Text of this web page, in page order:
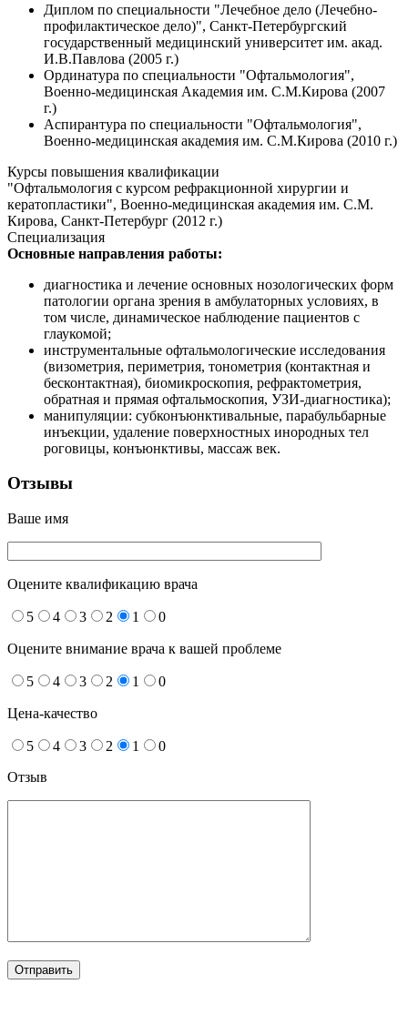
Диплом по специальности "Лечебное дело (Лечебно-
профилактическое дело)", Санкт-Петербургский
государственный медицинский университет им. акад.
И.В.Павлова (2005 г.)
Ординатура по специальности "Офтальмология",
Военно-медицинская Академия им. С.М.Кирова (2007
г.)
Аспирантура по специальности "Офтальмология",
Военно-медицинская академия им. С.М.Кирова (2010 г.)
Курсы повышения квалификации
"Офтальмология с курсом рефракционной хирургии и
кератопластики", Военно-медицинская академия им. С.М.
Кирова, Санкт-Петербург (2012 г.)
Специализация
Основные направления работы:
диагностика и лечение основных нозологических форм
патологии органа зрения в амбулаторных условиях, в
том числе, динамическое наблюдение пациентов с
глаукомой;
инструментальные офтальмологические исследования
(визометрия, периметрия, тонометрия (контактная и
бесконтактная), биомикроскопия, рефрактометрия,
обратная и прямая офтальмоскопия, УЗИ-диагностика);
манипуляции: субконъюнктивальные, парабульбарные
инъекции, удаление поверхностных инородных тел
роговицы, конъюнктивы, массаж век.
Отзывы
Ваше имя
Оцените квалификацию врача
5 4 3 2 1 0
Оцените внимание врача к вашей проблеме
5 4 3 2 1 0
Цена-качество
5 4 3 2 1
0
Отзыв